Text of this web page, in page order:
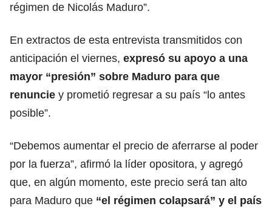
régimen de Nicolás Maduro”.
En extractos de esta entrevista transmitidos con
anticipación el viernes, expresó su apoyo a una
mayor “presión” sobre Maduro para que
renuncie y prometió regresar a su país “lo antes
posible”.
“Debemos aumentar el precio de aferrarse al poder
por la fuerza”, afirmó la líder opositora, y agregó
que, en algún momento, este precio será tan alto
para Maduro que “el régimen colapsará” y el país